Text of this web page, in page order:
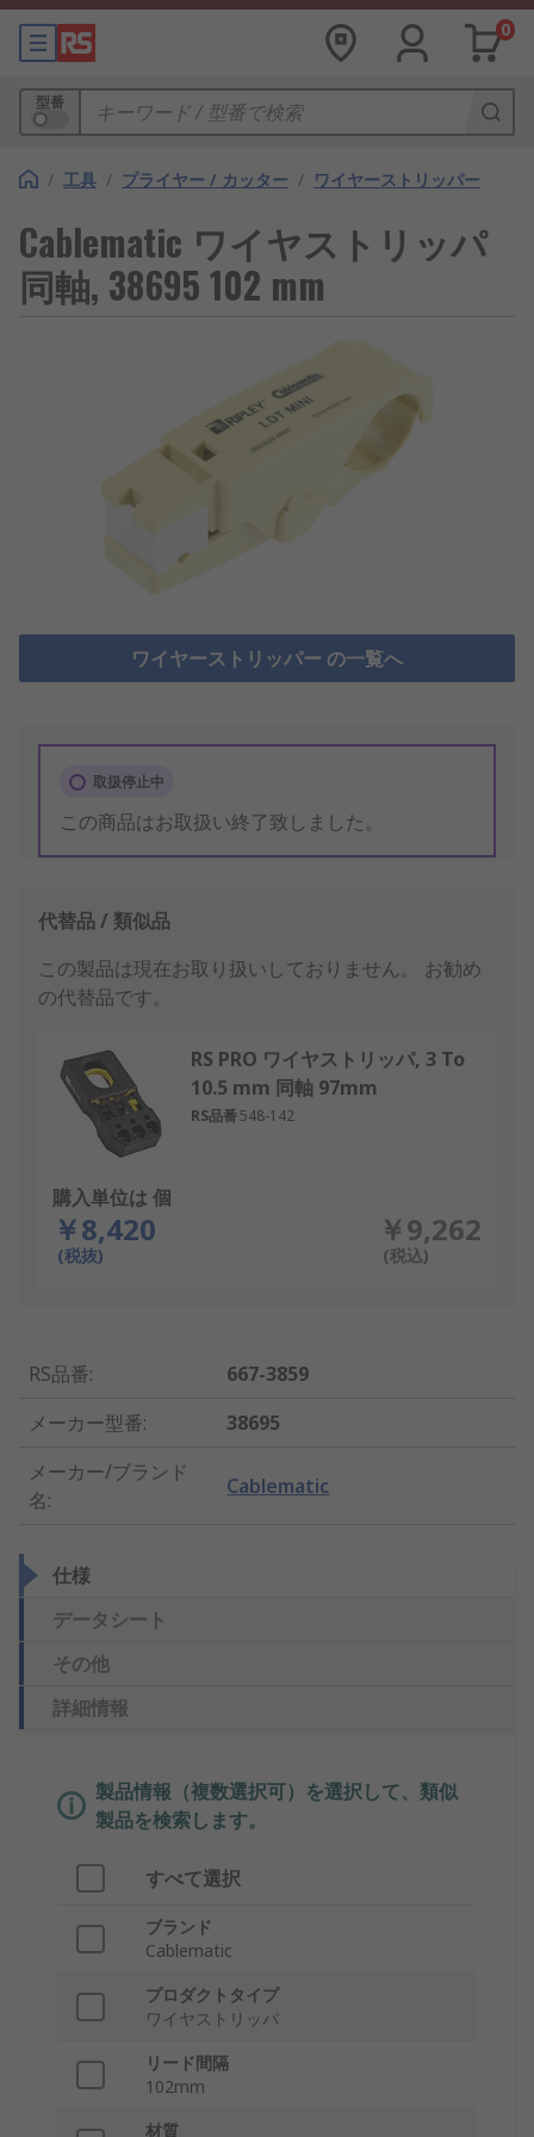
0
型番
/ 工具 / プライヤー / カッター / ワイヤーストリッパー
Cablematic ワイヤストリッパ
同軸, 38695 102 mm
ワイヤーストリッパー の一覧へ
取扱停止中
この商品はお取扱い終了致しました。
代替品 / 類似品
この製品は現在お取り扱いしておりません。 お勧め
の代替品です。
RS PRO ワイヤストリッパ, 3 To
10.5 mm 同軸 97mm
RS品番548-142
購入単位は 個
￥8,420
(税抜)
￥9,262
(税込)
RS品番:
667-3859
メーカー型番:
38695
メーカー/ブランド
名:
Cablematic
仕様
データシート
その他
詳細情報
製品情報（複数選択可）を選択して、類似
製品を検索します。
すべて選択
ブランド
Cablematic
プロダクトタイプ
ワイヤストリッパ
リード間隔
102mm
材質